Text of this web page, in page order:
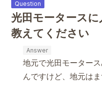
光田モータース
教えてください
地元で光田モーター
んですけど、地元は